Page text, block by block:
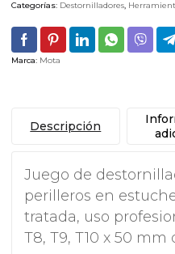
Categorías: Destornilladores,
Marca: Mota
Descripción
Juego de
perilleros en
tratada, uso
T8, T9, T10 x 50 mm